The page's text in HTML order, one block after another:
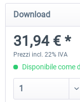
Airport Berlin
30,71 € *
Download
31,94 € *
Prezzi incl. 22% IVA
Disponibile come